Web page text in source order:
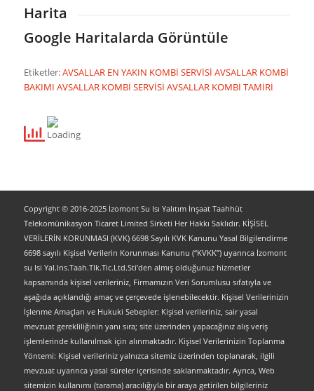
Harita
Google Haritalarda Görüntüle
Etiketler:AVSALLAR EN YAKIN KOMBİ SERVİSİ AVSALLAR KOMBİ
BAKIMI AVSALLAR KOMBİ SERVİSİ AVSALLAR KOMBİ TAMİRİ
Copyright © 2016-2025 İzomont Su Isı Yalıtım İnşaat Taahhüt
Telekomünikasyon Ticaret Limited Sirketi Her Hakkı Saklıdır. KİŞİSEL
VERİLERİN KORUNMASI (KVK) 6698 Sayılı KVK Kanunu Yasal Bilgilendirme
6698 sayılı Kişisel Verilerin Korunması Kanunu (“KVKK”) uyarınca İzomont
su Isi Yal.Ins.Taah.Tlk.Tic.Ltd.Sti’den almış olduğunuz hizmetler
kapsamında kişisel verileriniz, Firmamızın Veri Sorumlusu sıfatıyla ve
aşağıda açıklandığı amaç ve çerçevede işlenebilecektir. Kişisel Verilerinizin
İşlenme Amaçları ve Hukuki Sebepler: Kişisel verileriniz, sair yasal
mevzuat gerekliliğinin yanı sıra; site üzerinden yapacağınız alış veriş
işlemlerinde kullanılmak için alınmaktadır. Kişisel Verilerinizin Toplanma
Yöntemi: Kişisel verileriniz yalnızca sitemiz üzerinden toplanarak, ilgili
mevzuat uyarınca yasal süreler içerisinde saklanmaktadır. Ayrıca, Web
sitemizin kullanımı (tarama) aracılığıyla bir araya getirilen bilgileriniz